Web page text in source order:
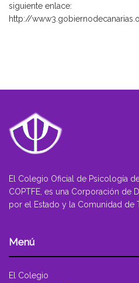
siguiente enlace:
http://
El Colegio Oficial de Psicología
COPTFE, es una Corporación de
por el Estado y la Comunidad de
Menú
El Colegio